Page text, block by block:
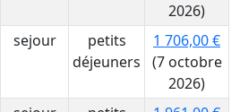
2026)
sejour
petits
déjeuners
1 706,00 €
(7 octobre
2026)